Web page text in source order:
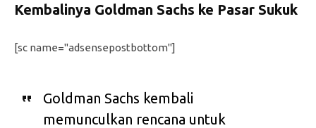
Kembalinya Goldman Sachs ke Pasar Sukuk
[sc name="adsensepostbottom"]
Goldman Sachs kembali
memunculkan rencana untuk